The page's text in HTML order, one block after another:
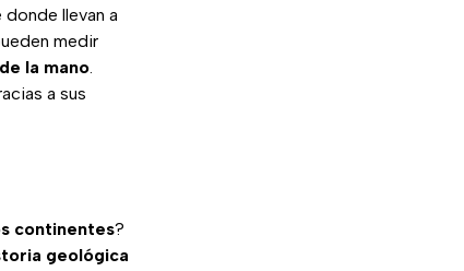
llevan a
medir
la mano.
a sus
continentes?
geológica